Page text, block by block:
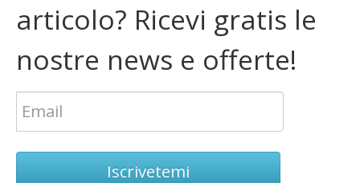
articolo? Ricevi gratis le
nostre news e offerte!
Iscrivetemi